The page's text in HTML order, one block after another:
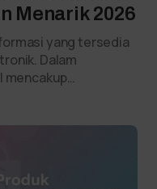
Menarik 2026
yang tersedia
Dalam